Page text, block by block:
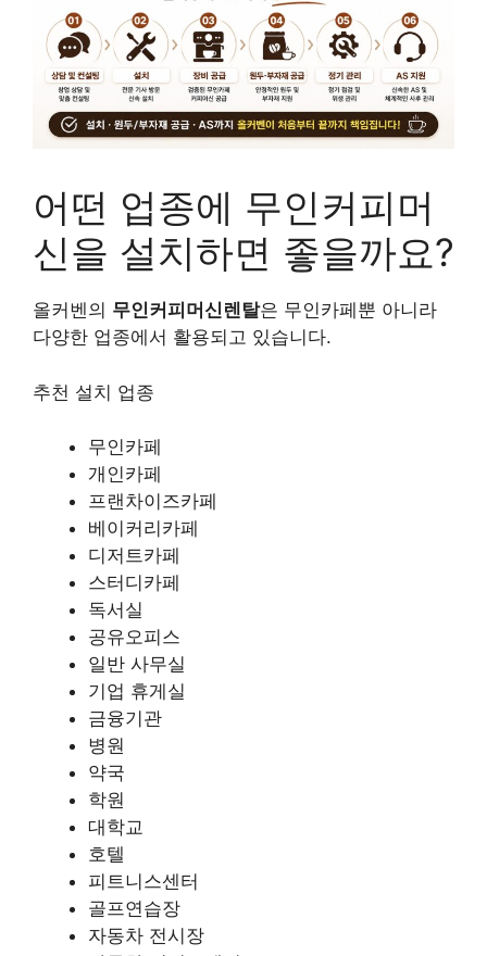
어떤 업종에 무인커피머
신을 설치하면 좋을까요?
올커벤의 무인커피머신렌탈은 무인카페뿐 아니라
다양한 업종에서 활용되고 있습니다.
추천 설치 업종
무인카페
개인카페
프랜차이즈카페
베이커리카페
디저트카페
스터디카페
독서실
공유오피스
일반 사무실
기업 휴게실
금융기관
병원
약국
학원
대학교
호텔
피트니스센터
골프연습장
자동차 전시장